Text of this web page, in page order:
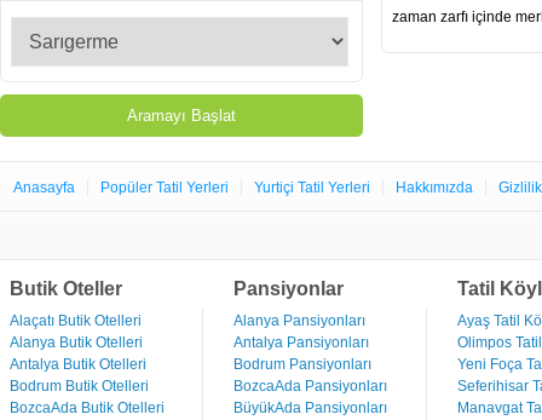
zaman zarfı içinde
Anasayfa Popüler Tatil Yerleri Yurtiçi Tatil Yerleri Hakkımızda
Butik Oteller
Alaçatı Butik Otelleri
Alanya Butik Otelleri
Antalya Butik Otelleri
Bodrum Butik Otelleri
BozcaAda Butik Otelleri
Pansiyonlar
Alanya Pansiyonları
Antalya Pansiyonları
Bodrum Pansiyonları
BozcaAda Pansiyonları
BüyükAda Pansiyonları
Tatil
Ayaş Tatil
Olimpos
Yeni Foça
Seferihisar
Manavgat